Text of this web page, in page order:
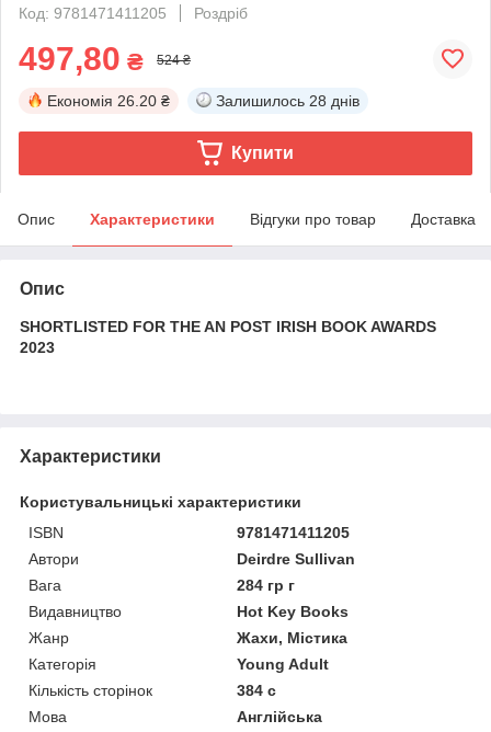
Код: 9781471411205
Роздріб
497,80 ₴ 524 ₴
Економія 26.20 ₴ Залишилось 28 днів
Купити
Опис Характеристики Відгуки про товар Доставка
Опис
SHORTLISTED FOR THE AN POST IRISH BOOK AWARDS
2023
Характеристики
Користувальницькі характеристики
ISBN
9781471411205
Автори
Deirdre Sullivan
Вага
284 гр г
Видавництво
Hot Key Books
Жанр
Жахи, Містика
Категорія
Young Adult
Кількість сторінок
384 с
Мова
Англійська